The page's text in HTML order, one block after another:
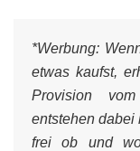
*Werbung:
etwas kaufst,
Provision
entstehen dabei
frei ob und